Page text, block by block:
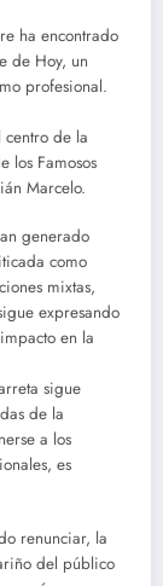
ha encontrado
de Hoy, un
profesional.
centro de la
los Famosos
Marcelo.
generado
como
mixtas,
expresando
en la
sigue
de la
a los
es
renunciar, la
del público